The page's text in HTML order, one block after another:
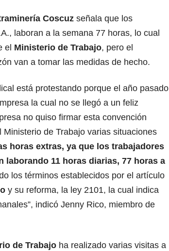
Coscuz señala que los
laboran a la semana 77 horas, lo cual
el Ministerio de Trabajo, pero el
van a tomar las medidas de hecho.
está protestando porque el año pasado
la cual no se llegó a un feliz
no quiso firmar esta convención
de Trabajo varias situaciones
horas extras, ya que los trabajadores
laborando 11 horas diarias, 77 horas a
los términos establecidos por el artículo
y su reforma, la ley 2101, la cual indica
indicó Jenny Rico, miembro de
de Trabajo ha realizado varias visitas a